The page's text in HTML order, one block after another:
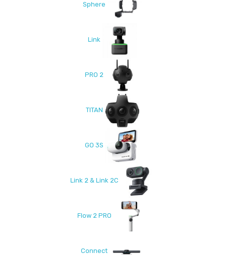
Sphere
Link
PRO 2
TITAN
GO 3S
Link 2 & Link 2C
Flow 2 PRO
Connect